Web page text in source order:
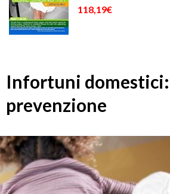
118,19€
Infortuni domestici:
prevenzione